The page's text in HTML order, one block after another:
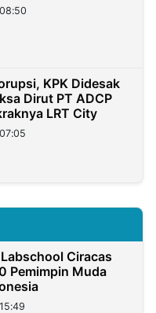
KPK Didesak
Dirut PT ADCP
LRT City
Ciracas
Pemimpin Muda